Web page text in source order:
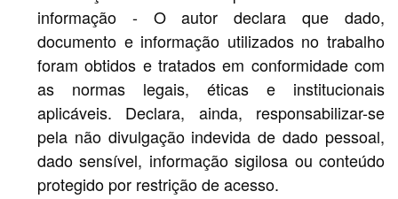
informação - O autor declara que dado,
documento e informação utilizados no trabalho
foram obtidos e tratados em conformidade com
as normas legais, éticas e institucionais
aplicáveis. Declara, ainda, responsabilizar-se
pela não divulgação indevida de dado pessoal,
dado sensível, informação sigilosa ou conteúdo
protegido por restrição de acesso.